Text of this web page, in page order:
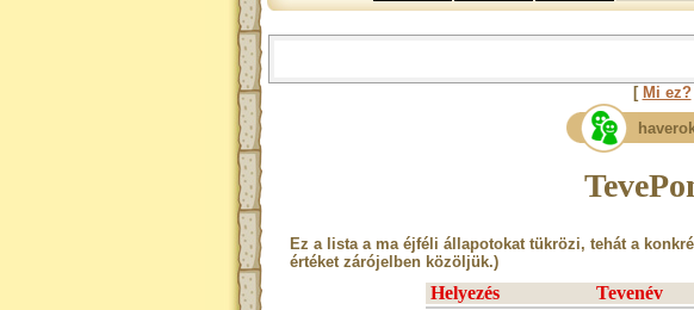
[ Mi ez?
Ez a lista a ma éjféli állapotokat tükrözi, tehát a
értéket zárójelben közöljük.)
Helyezés Tevenév